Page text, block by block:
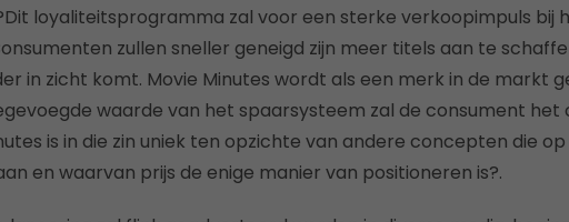
loyaliteitsprogramma zal voor een sterke verkoopimpuls bij
zullen sneller geneigd zijn meer titels aan te
in zicht komt. Movie Minutes wordt als een merk in de markt
waarde van het spaarsysteem zal de consument het
is in die zin uniek ten opzichte van andere concepten die
en waarvan prijs de enige manier van positioneren is?.